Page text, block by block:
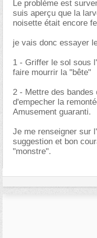
Le problème est
suis aperçu que la
noisette était encore
je vais donc essayer
1 - Griffer le sol sous
faire mourrir la "bête"
2 - Mettre des bandes
d'empecher la
Amusement guaranti.
Je me renseigner sur
suggestion et bon
"monstre".